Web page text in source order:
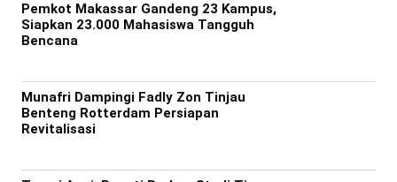
Pemkot Makassar Gandeng 23 Kampus,
Siapkan 23.000 Mahasiswa Tangguh
Bencana
Munafri Dampingi Fadly Zon Tinjau
Benteng Rotterdam Persiapan
Revitalisasi